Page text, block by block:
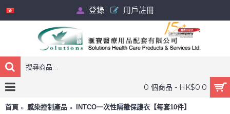
登錄 用戶註冊
0 個商品 - HK$0.0
首頁 感染控制產品 INTCO一次性隔離保護衣【每套10件】